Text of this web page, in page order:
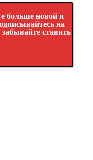
больше новой и
на
ставить